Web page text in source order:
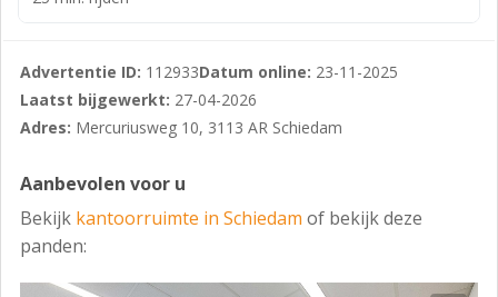
vergaderzalen en gemeenschappelijke ruimtes.
Voorzieningen:
Voorzien van moderne faciliteiten, zoals snelle
parkeermogelijkheden.
Of je nu een start-up bent of een gevestigd bedrijf,
deze kantoorruimte biedt de perfecte basis om je
bedrijf te laten groeien. Neem vandaag nog contact
Advertentie ID: 112933Datum online: 23-11-2025
Laatst bijgewerkt: 27-04-2026
Adres: Mercuriusweg 10, 3113 AR Schiedam
Aanbevolen voor u
Bekijk kantoorruimte in Schiedam of bekijk deze
panden: